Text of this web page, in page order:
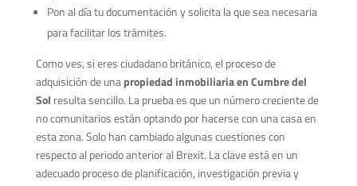
Pon al día tu documentación y solicita la que sea necesaria
para facilitar los trámites.
Como ves, si eres ciudadano británico, el proceso de
adquisición de unapropiedad inmobiliaria en Cumbre del
Sol resulta sencillo. La prueba es que un número creciente de
no comunitarios están optando por hacerse con una casa en
esta zona. Solo han cambiado algunas cuestiones con
respecto al periodo anterior al Brexit. La clave está en un
adecuado proceso de planificación, investigación previa y